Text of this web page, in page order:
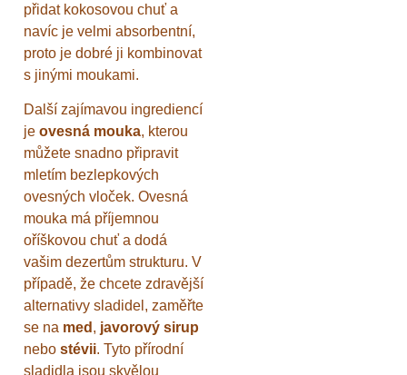
přidat kokosovou chuť a
navíc je velmi absorbentní,
proto je dobré ji kombinovat
s jinými moukami.
Další zajímavou ingrediencí
je ovesná mouka, kterou
můžete snadno připravit
mletím bezlepkových
ovesných vloček. Ovesná
mouka má příjemnou
oříškovou chuť a dodá
vašim dezertům strukturu. V
případě, že chcete zdravější
alternativy sladidel, zaměřte
se na med , javorový sirup
nebo stévii. Tyto přírodní
sladidla jsou skvělou